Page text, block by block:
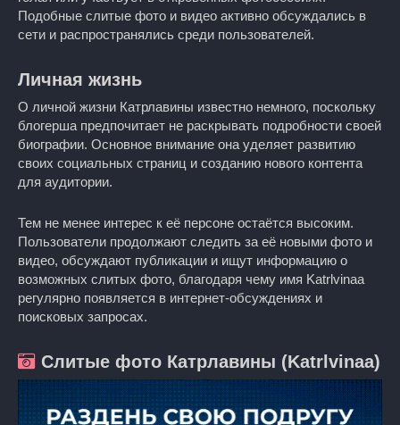
Подобные слитые фото и видео активно обсуждались в
сети и распространялись среди пользователей.
Личная жизнь
О личной жизни Катрлавины известно немного, поскольку
блогерша предпочитает не раскрывать подробности своей
биографии. Основное внимание она уделяет развитию
своих социальных страниц и созданию нового контента
для аудитории.
Тем не менее интерес к её персоне остаётся высоким.
Пользователи продолжают следить за её новыми фото и
видео, обсуждают публикации и ищут информацию о
возможных слитых фото, благодаря чему имя Katrlvinaa
регулярно появляется в интернет-обсуждениях и
поисковых запросах.
Слитые фото Катрлавины (Katrlvinaa)